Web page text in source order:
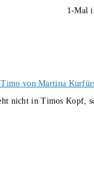
1-Mal
Timo von Martina
nicht in Timos Kopf,